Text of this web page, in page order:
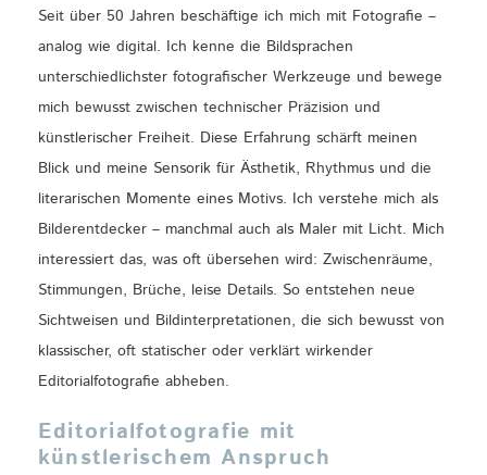
Seit über 50 Jahren beschäftige ich mich mit Fotografie –
analog wie digital. Ich kenne die Bildsprachen
unterschiedlichster fotografischer Werkzeuge und bewege
mich bewusst zwischen technischer Präzision und
künstlerischer Freiheit. Diese Erfahrung schärft meinen
Blick und meine Sensorik für Ästhetik, Rhythmus und die
literarischen Momente eines Motivs. Ich verstehe mich als
Bilderentdecker – manchmal auch als Maler mit Licht. Mich
interessiert das, was oft übersehen wird: Zwischenräume,
Stimmungen, Brüche, leise Details. So entstehen neue
Sichtweisen und Bildinterpretationen, die sich bewusst von
klassischer, oft statischer oder verklärt wirkender
Editorialfotografie abheben.
Editorialfotografie mit
künstlerischem Anspruch